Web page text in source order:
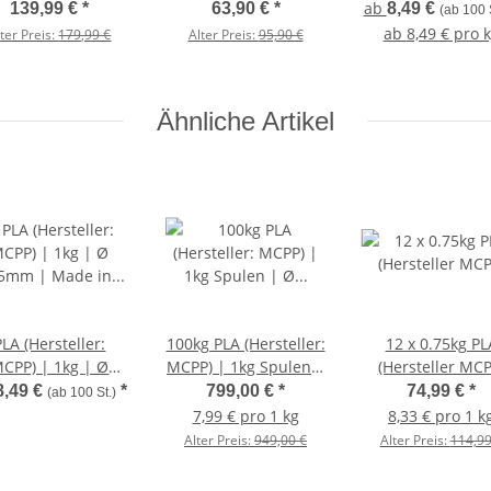
10,5kg | Bunte
| Ø
139,99 €*
Preis:179,99 €
in EU | 1kg | 1.75mm
63,90 € *
Alter Preis:95,90 €
1.75mm | Rot
ab 8,49 € (ab 100
ab 8,49 € pro
Ähnliche Artikel
(Hersteller:
| 1kg | Ø
| Made in
€(ab 100 St.) *
100kg PLA (Hersteller:
MCPP) | 1kg Spulen |
Ø 1.75mm | Made in
Europa
799,00 € *
7,99 € pro 1 kg
Alter Preis:949,00 €
12 x 0.75kg
(Hersteller
74,99 €*
8,33 € pro 1
Alter Preis: